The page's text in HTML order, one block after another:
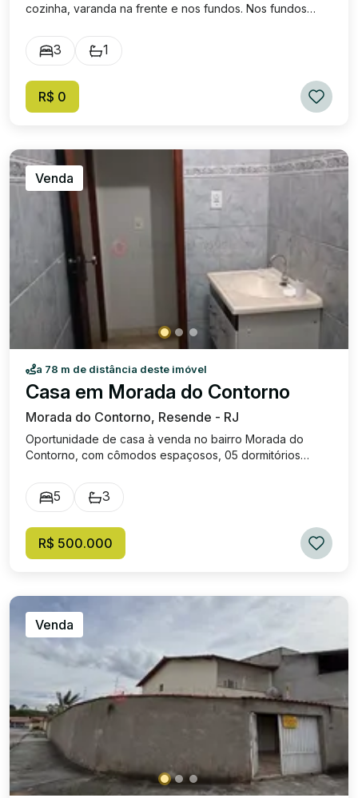
cozinha, varanda na frente e nos fundos. Nos fundos
3 1
R$ 0
Venda
a 78 m de distância deste imóvel
Casa em Morada do Contorno
Morada do Contorno, Resende - RJ
Oportunidade de casa à venda no bairro Morada do
Contorno, com cômodos espaçosos, 05 dormitórios
cozinha ampla, área de serviço, quintal amplo e garagem
coberta para 01 carro. Excelente localização, próximo de
comerciais.
5 3
R$ 500.000
Venda